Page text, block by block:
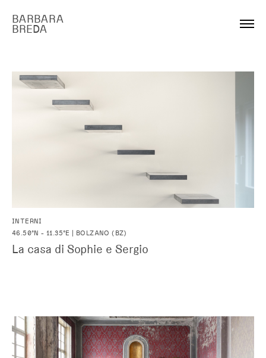
BARBARA
BREDA
INTERNI
46.50°N - 11.35°E | BOLZANO (BZ)
La casa di Sophie e Sergio